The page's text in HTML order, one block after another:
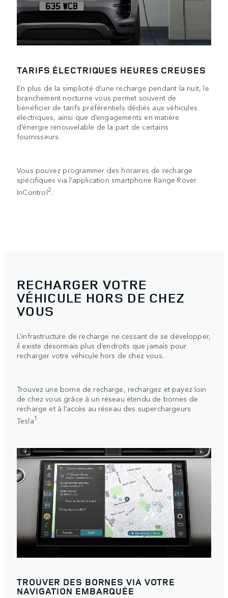
TARIFS ÉLECTRIQUES HEURES CREUSES
En plus de la simplicité d’une recharge pendant la nuit, le
branchement nocturne vous permet souvent de
bénéficier de tarifs préférentiels dédiés aux véhicules
électriques, ainsi que d’engagements en matière
d’énergie renouvelable de la part de certains
fournisseurs.
Vous pouvez programmer des horaires de recharge
spécifiques via l’application smartphone Range Rover
InControl2.
RECHARGER VOTRE
VÉHICULE HORS DE CHEZ
VOUS
L’infrastructure de recharge ne cessant de se développer,
il existe désormais plus d’endroits que jamais pour
recharger votre véhicule hors de chez vous.
Trouvez une borne de recharge, rechargez et payez loin
de chez vous grâce à un réseau étendu de bornes de
recharge et à l’accès au réseau des superchargeurs
Tesla1 .
TROUVER DES BORNES VIA VOTRE
NAVIGATION EMBARQUÉE